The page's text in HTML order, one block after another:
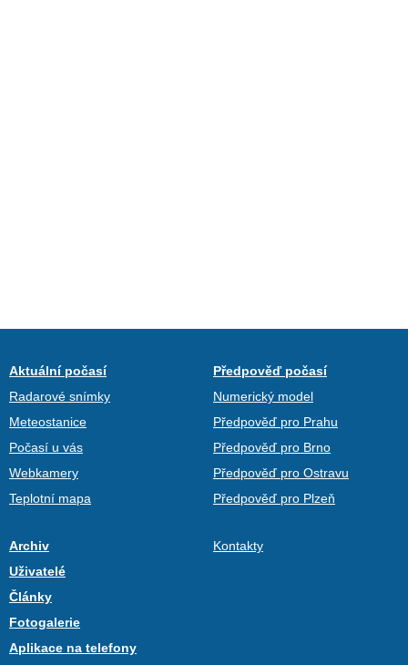
Aktuální počasí
Radarové snímky
Meteostanice
Počasí u vás
Webkamery
Teplotní mapa
Předpověď počasí
Numerický model
Předpověď pro Prahu
Předpověď pro Brno
Předpověď pro Ostravu
Předpověď pro Plzeň
Archiv
Uživatelé
Články
Fotogalerie
Aplikace na telefony
Kontakty